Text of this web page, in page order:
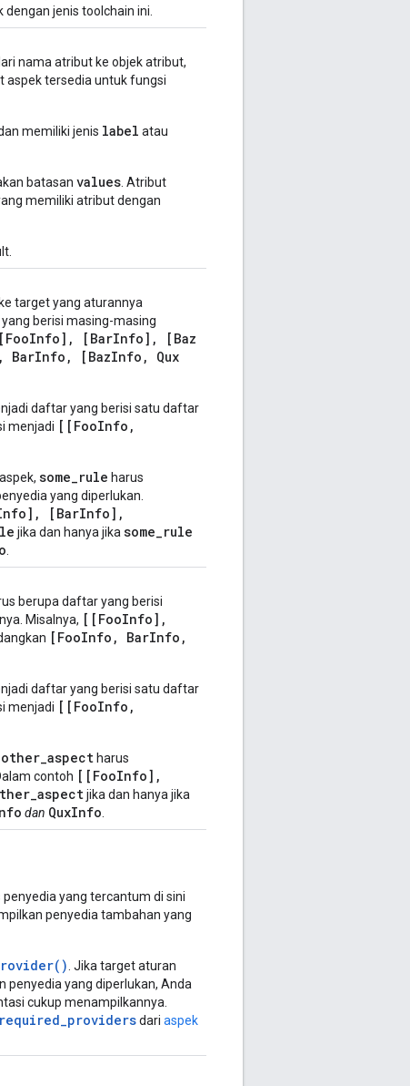
jenis toolchain ini.
nama atribut ke objek atribut,
aspek tersedia untuk fungsi
memiliki jenis label atau
batasan values . Atribut
memiliki atribut dengan
target yang aturannya
berisi masing-masing
Info] , [BarInfo] ,
[Baz
, BarInfo , [BazInfo ,
Qux
daftar yang berisi satu daftar
menjadi [[FooInfo,
some_rule harus
yang diperlukan.
[BarInfo],
jika dan hanya jika some_rule
berupa daftar yang berisi
Misalnya, [[FooInfo] ,
[FooInfo , BarInfo ,
daftar yang berisi satu daftar
menjadi [[FooInfo,
other_aspect harus
contoh [[FooInfo],
jika dan hanya jika
dan QuxInfo
yang tercantum di sini
penyedia tambahan yang
. Jika target aturan
penyedia yang diperlukan, Anda
cukup menampilkannya.
required_providersdari aspek